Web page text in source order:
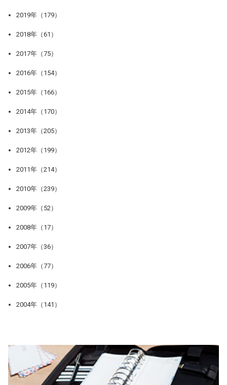
2019年（179）
2018年（61）
2017年（75）
2016年（154）
2015年（166）
2014年（170）
2013年（205）
2012年（199）
2011年（214）
2010年（239）
2009年（52）
2008年（17）
2007年（36）
2006年（77）
2005年（119）
2004年（141）